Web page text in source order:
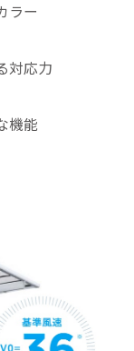
ラー
対応力
機能